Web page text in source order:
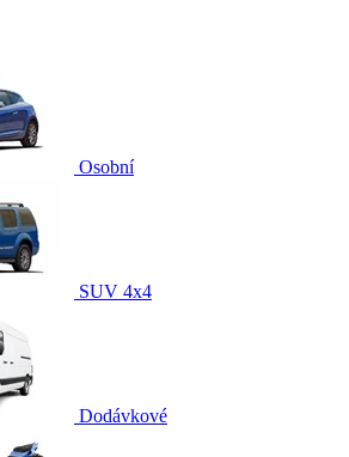
Osobní
SUV 4x4
Dodávkové